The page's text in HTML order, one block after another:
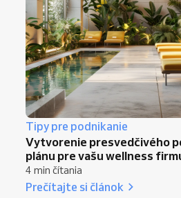
Tipy pre podnikanie
Vytvorenie presvedčivého
plánu pre vašu wellness
4 min čítania
Prečítajte si článok